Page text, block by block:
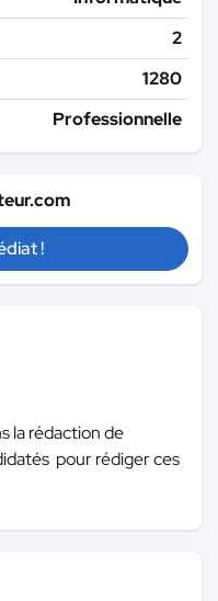
2
1280
Professionnelle
!
la rédaction de
pour rédiger ces